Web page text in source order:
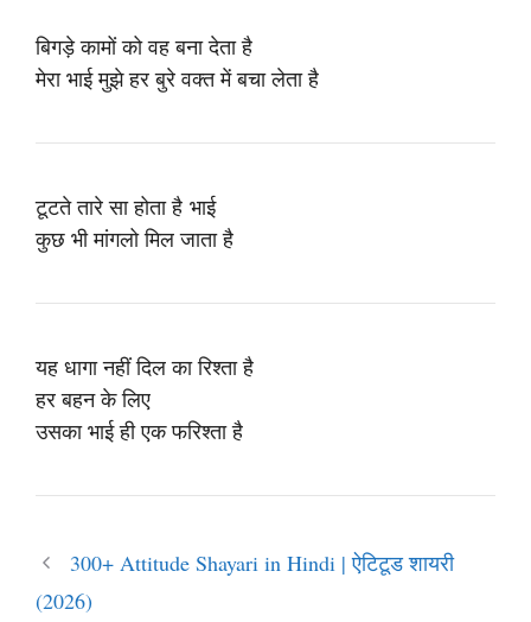
बिगड़े कामों को वह बना देता है
मेरा भाई मुझे हर बुरे वक्त में बचा लेता है
टूटते तारे सा होता है भाई
कुछ भी मांगलो मिल जाता है
यह धागा नहीं दिल का रिश्ता है
हर बहन के लिए
उसका भाई ही एक फरिश्ता है
300+ Attitude Shayari in Hindi | ऐटिटूड शायरी
(2026)